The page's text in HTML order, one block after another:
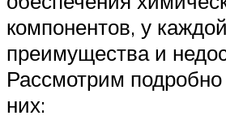
компонентов, у
преимущества и
Рассмотрим
них: